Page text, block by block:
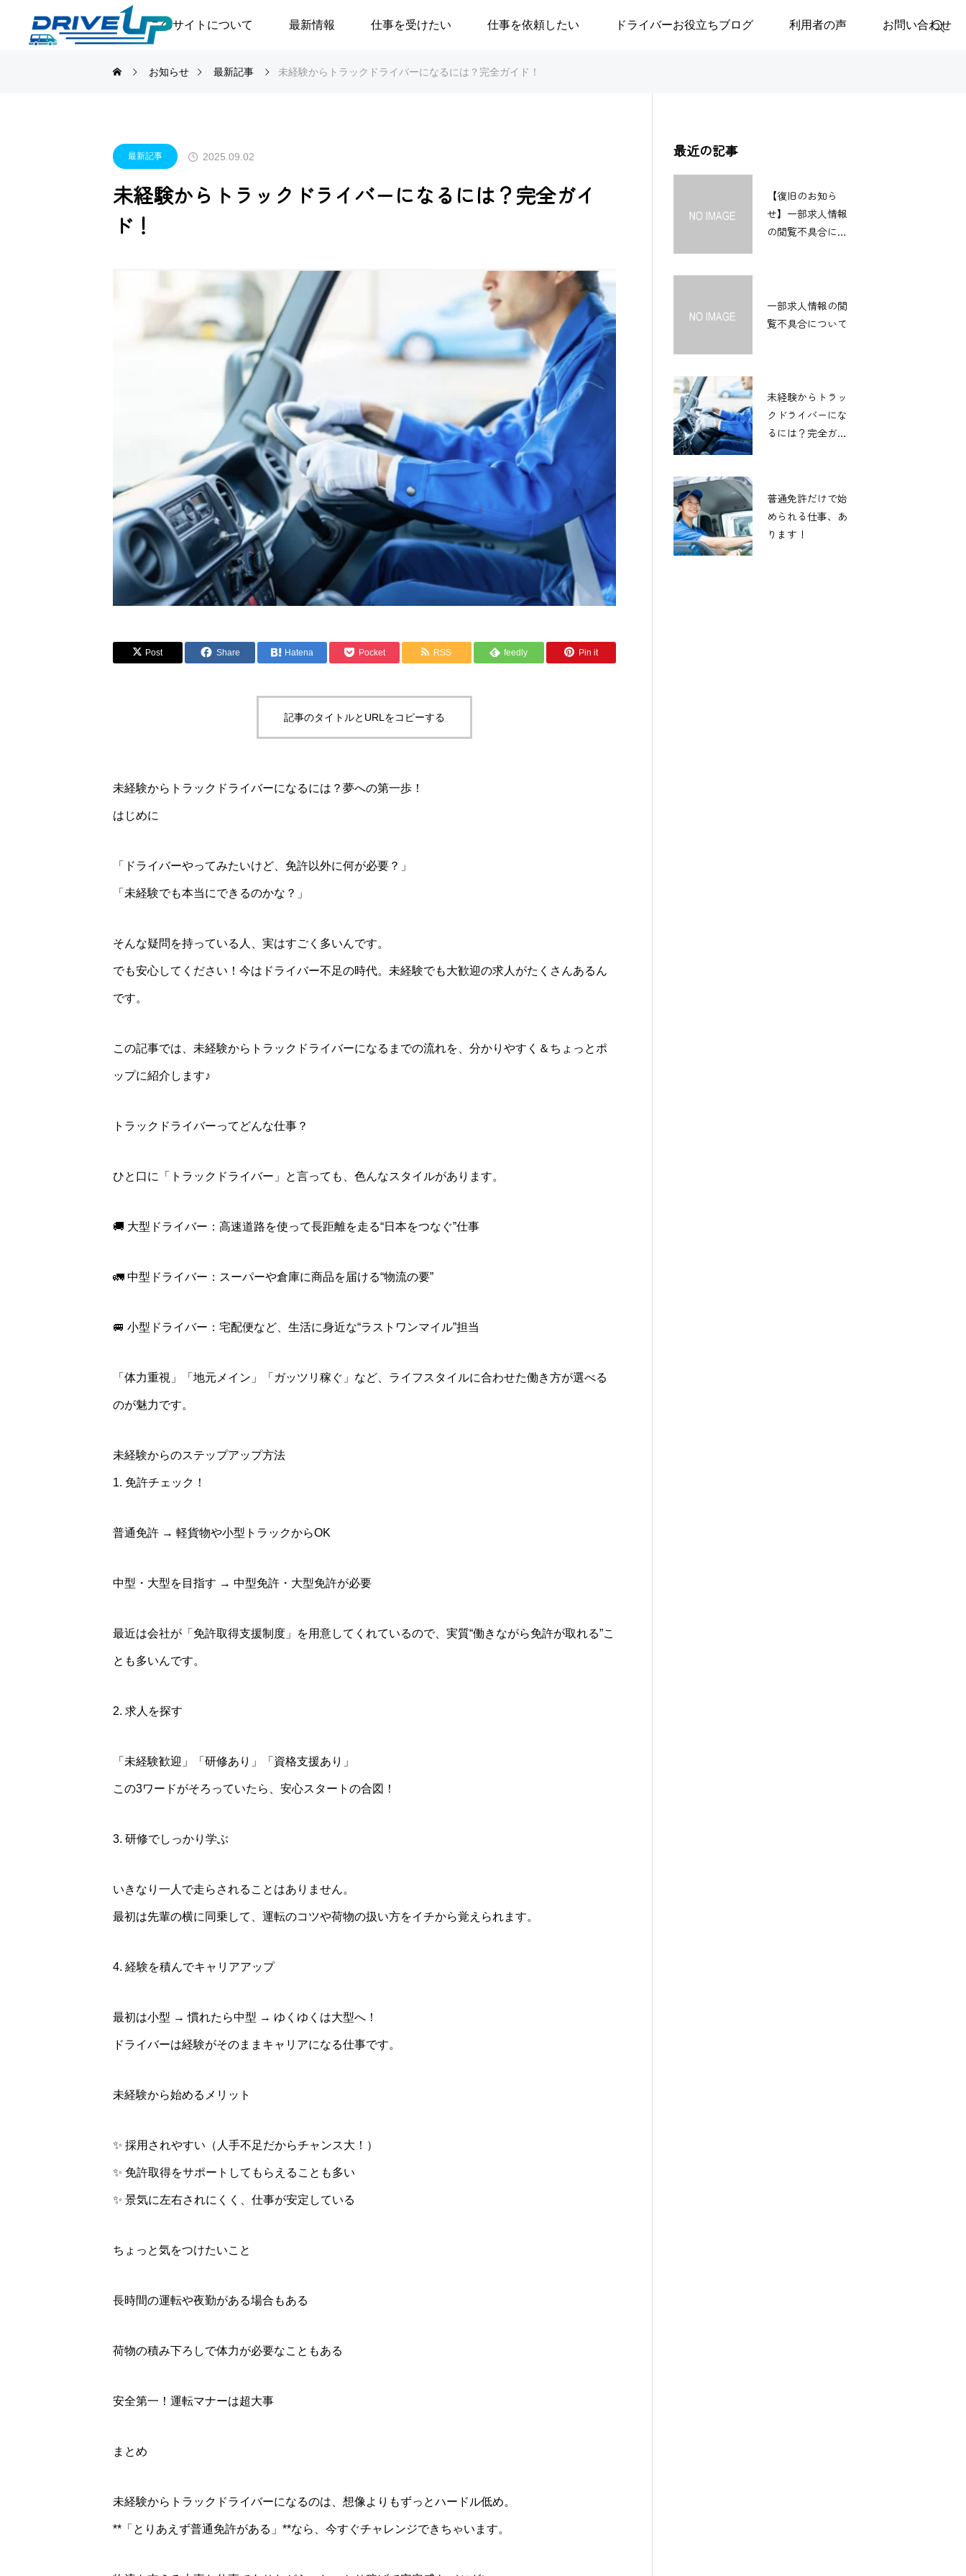
このサイトについて 最新情報 仕事を受けたい 仕事を依頼したい ドライバーお役立ちブログ 利用者の声 お問い合わせ
お知らせ 最新記事 未経験からトラックドライバーになるには？完全ガイド！
最新記事 2025.09.02
未経験からトラックドライバーになるには？完全ガイ
ド！
Post Share Hatena Pocket RSS feedly Pin it
記事のタイトルとURLをコピーする
未経験からトラックドライバーになるには？夢への第一歩！
はじめに
「ドライバーやってみたいけど、免許以外に何が必要？」
「未経験でも本当にできるのかな？」
そんな疑問を持っている人、実はすごく多いんです。
でも安心してください！今はドライバー不足の時代。未経験でも大歓迎の求人がたくさんあるん
です。
この記事では、未経験からトラックドライバーになるまでの流れを、分かりやすく＆ちょっとポ
ップに紹介します♪
トラックドライバーってどんな仕事？
ひと口に「トラックドライバー」と言っても、色んなスタイルがあります。
🚚 大型ドライバー：高速道路を使って長距離を走る“日本をつなぐ”仕事
🚛 中型ドライバー：スーパーや倉庫に商品を届ける“物流の要”
🚐 小型ドライバー：宅配便など、生活に身近な“ラストワンマイル”担当
「体力重視」「地元メイン」「ガッツリ稼ぐ」など、ライフスタイルに合わせた働き方が選べる
のが魅力です。
未経験からのステップアップ方法
1. 免許チェック！
普通免許 → 軽貨物や小型トラックからOK
中型・大型を目指す → 中型免許・大型免許が必要
最近は会社が「免許取得支援制度」を用意してくれているので、実質“働きながら免許が取れる”こ
とも多いんです。
2. 求人を探す
「未経験歓迎」「研修あり」「資格支援あり」
この3ワードがそろっていたら、安心スタートの合図！
3. 研修でしっかり学ぶ
いきなり一人で走らされることはありません。
最初は先輩の横に同乗して、運転のコツや荷物の扱い方をイチから覚えられます。
4. 経験を積んでキャリアアップ
最初は小型 → 慣れたら中型 → ゆくゆくは大型へ！
ドライバーは経験がそのままキャリアになる仕事です。
未経験から始めるメリット
✨ 採用されやすい（人手不足だからチャンス大！）
✨ 免許取得をサポートしてもらえることも多い
✨ 景気に左右されにくく、仕事が安定している
ちょっと気をつけたいこと
長時間の運転や夜勤がある場合もある
荷物の積み下ろしで体力が必要なこともある
安全第一！運転マナーは超大事
まとめ
未経験からトラックドライバーになるのは、想像よりもずっとハードル低め。
**「とりあえず普通免許がある」**なら、今すぐチャレンジできちゃいます。
最近の記事
【復旧のお知ら
せ】一部求人情報
の閲覧不具合につ
一部求人情報の閲
覧不具合について
未経験からトラッ
クドライバーにな
るには？完全ガイ
普通免許だけで始
められる仕事、あ
ります！